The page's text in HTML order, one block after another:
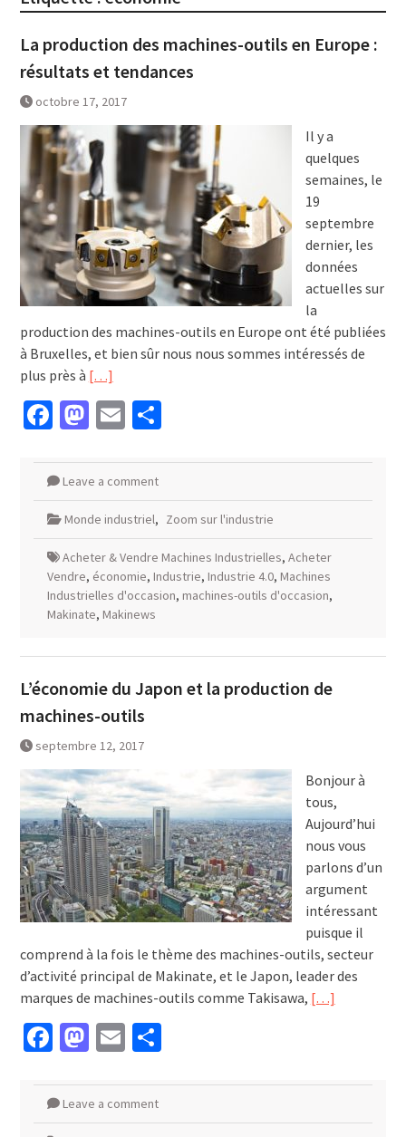
La production des machines-outils en Europe :
résultats et tendances
octobre 17, 2017
Il y a
quelques
semaines, le
19
septembre
dernier, les
données
actuelles sur
la
production des machines-outils en Europe ont été publiées
à Bruxelles, et bien sûr nous nous sommes intéressés de
plus près à […]
Facebook
Mastodon
EmailPartager
Leave a comment
Monde industriel, Zoom sur l'industrie
Acheter & Vendre Machines Industrielles, Acheter
Vendre, économie, Industrie, Industrie 4.0, Machines
Industrielles d'occasion, machines-outils d'occasion,
Makinate, Makinews
L’économie du Japon et la production de
machines-outils
septembre 12, 2017
Bonjour à
tous,
Aujourd’hui
nous vous
parlons d’un
argument
intéressant
puisque il
comprend à la fois le thème des machines-outils, secteur
d’activité principal de Makinate, et le Japon, leader des
marques de machines-outils comme Takisawa, […]
Facebook
Mastodon
EmailPartager
Leave a comment